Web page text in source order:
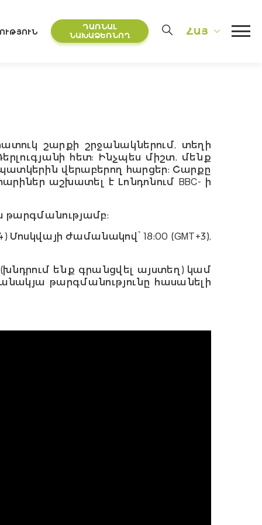
ԴԱՌՆԱԼ
ՆԱԽԱՁԵՌՆՈՂ
ՀԱՅ
շարքի շրջանակներում, տեղի
հետ: Ինչպես միշտ, մենք
վերաբերող հարցեր: Շարքը
աշխատել է Լոնդոնում BBC- ի
Մոսկվայի ժամանակով՝ 18:00 (GMT+3),
ենք գրանցվել այստեղ) կամ
թարգմանությունը հասանելի